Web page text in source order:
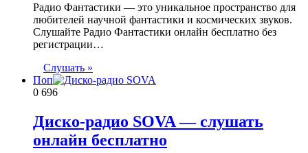
Радио Фантастики — это уникальное пространство для
любителей научной фантастики и космических звуков.
Слушайте Радио Фантастики онлайн бесплатно без
регистрации…
Слушать »
Поп
0 696
Диско-радио SOVA — слушать
онлайн бесплатно